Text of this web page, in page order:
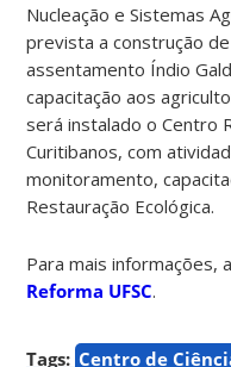
Nucleação e Sistemas
prevista a construção
assentamento Índio
capacitação aos
será instalado o Centro
Curitibanos, com
monitoramento,
Restauração Ecológica.
Para mais informações,
Reforma UFSC.
Tags: Centro de